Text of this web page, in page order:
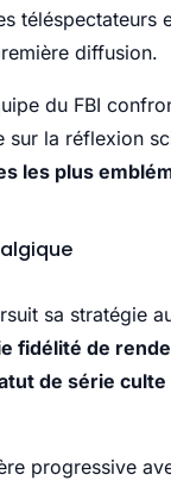
téléspectateurs
diffusion.
du FBI
sur la réflexion
les plus
sa stratégie
fidélité de
de série
progressive